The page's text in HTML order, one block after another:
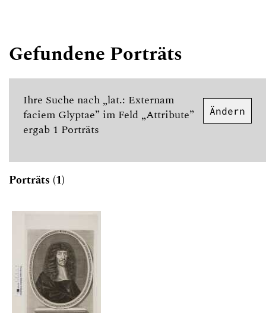
Gefundene Porträts
Ihre Suche nach „lat.: Externam
faciem Glyptae” im Feld „Attribute”
ergab 1 Porträts
Ändern
Porträts (1)